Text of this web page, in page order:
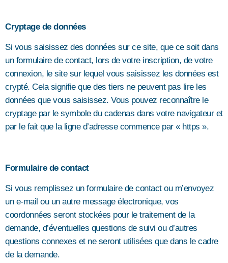
Cryptage de données
Si vous saisissez des données sur ce site, que ce soit dans
un formulaire de contact, lors de votre inscription, de votre
connexion, le site sur lequel vous saisissez les données est
crypté. Cela signifie que des tiers ne peuvent pas lire les
données que vous saisissez. Vous pouvez reconnaître le
cryptage par le symbole du cadenas dans votre navigateur et
par le fait que la ligne d’adresse commence par « https ».
Formulaire de contact
Si vous remplissez un formulaire de contact ou m’envoyez
un e-mail ou un autre message électronique, vos
coordonnées seront stockées pour le traitement de la
demande, d’éventuelles questions de suivi ou d’autres
questions connexes et ne seront utilisées que dans le cadre
de la demande.